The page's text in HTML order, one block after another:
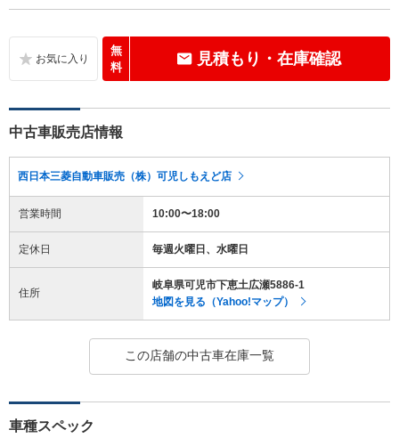
無
料
見積もり・在庫確認
中古車販売店情報
西日本三菱自動車販売（株）可児しもえど店
営業時間 10:00〜18:00
定休日 毎週火曜日、水曜日
住所
岐阜県可児市下恵土広瀬5886-1
地図を見る（Yahoo!マップ）
この店舗の中古車在庫一覧
車種スペック